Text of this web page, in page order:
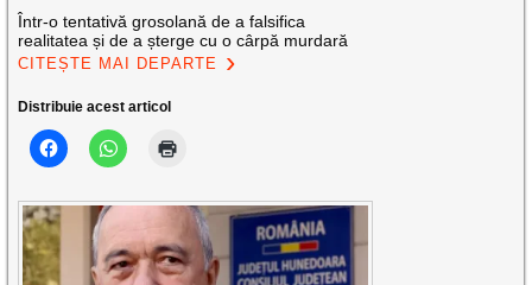
Într-o tentativă grosolană de a falsifica
realitatea și de a șterge cu o cârpă murdară
CITEȘTE MAI DEPARTE
Distribuie acest articol